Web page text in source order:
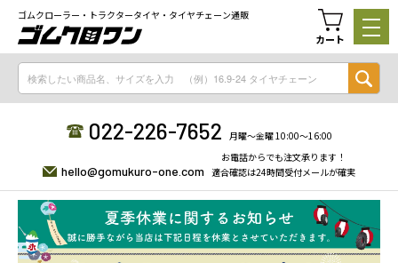
ゴムクローラー・トラクタータイヤ・タイヤチェーン通販
カート
022-226-7652 月曜〜金曜 10:00〜16:00
hello@gomukuro-one.com
お電話からでも注文承ります！
適合確認は24時間受付メールが確実